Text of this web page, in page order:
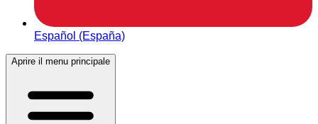
Español (España)
Aprire il menu principale